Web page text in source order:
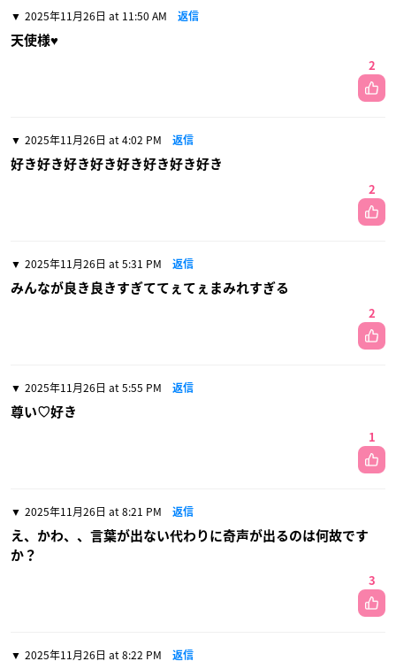
2025年11月26日 at 11:50 AM 返信
天使様♥
2
2025年11月26日 at 4:02 PM 返信
好き好き好き好き好き好き好き好き
2
2025年11月26日 at 5:31 PM 返信
みんなが良き良きすぎててぇてぇまみれすぎる
2
2025年11月26日 at 5:55 PM 返信
尊い♡好き
1
2025年11月26日 at 8:21 PM 返信
え、かわ、、言葉が出ない代わりに奇声が出るのは何故です
か？
3
2025年11月26日 at 8:22 PM 返信